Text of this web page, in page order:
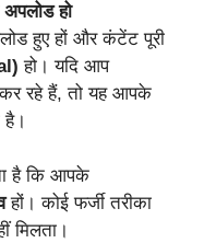
हो
हुए हों और कंटेंट पूरी
हो। यदि आप
कर रहे हैं, तो यह आपके
है।
है कि आपके
हों। कोई फर्जी तरीका
मिलता।